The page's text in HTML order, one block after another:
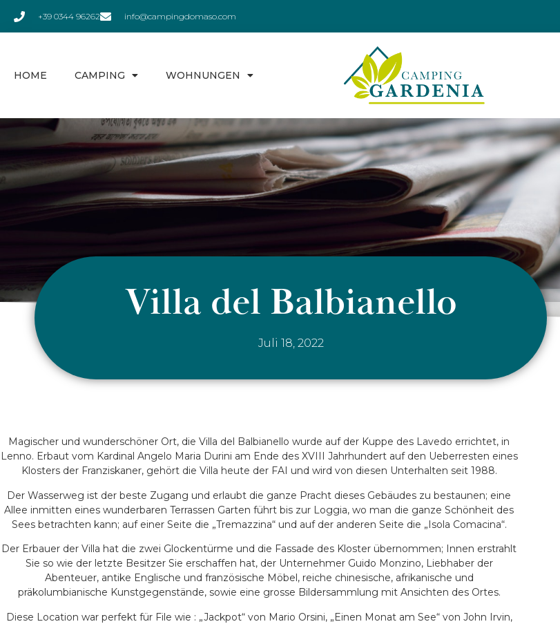
+39 0344 96262 info@campingdomaso.com
HOME CAMPING WOHNUNGEN
Villa del Balbianello
Juli 18, 2022
Magischer und wunderschöner Ort, die Villa del Balbianello wurde auf der Kuppe des Lavedo errichtet, in
Lenno. Erbaut vom Kardinal Angelo Maria Durini am Ende des XVIII Jahrhundert auf den Ueberresten eines
Klosters der Franziskaner, gehört die Villa heute der FAI und wird von diesen Unterhalten seit 1988.
Der Wasserweg ist der beste Zugang und erlaubt die ganze Pracht dieses Gebäudes zu bestaunen; eine
Allee inmitten eines wunderbaren Terrassen Garten führt bis zur Loggia, wo man die ganze Schönheit des
Sees betrachten kann; auf einer Seite die „Tremazzina“ und auf der anderen Seite die „Isola Comacina“.
Der Erbauer der Villa hat die zwei Glockentürme und die Fassade des Kloster übernommen; Innen erstrahlt
Sie so wie der letzte Besitzer Sie erschaffen hat, der Unternehmer Guido Monzino, Liebhaber der
Abenteuer, antike Englische und französische Möbel, reiche chinesische, afrikanische und
präkolumbianische Kunstgegenstände, sowie eine grosse Bildersammlung mit Ansichten des Ortes.
Diese Location war perfekt für File wie : „Jackpot“ von Mario Orsini, „Einen Monat am See“ von John Irvin,